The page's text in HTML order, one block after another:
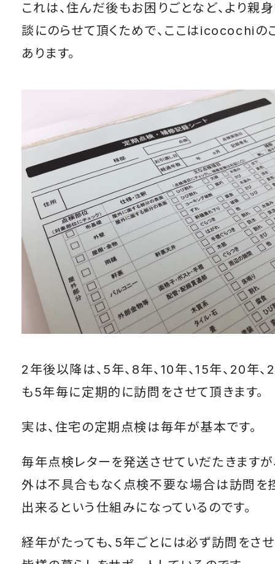
これは、住んだ後もお困りごとなど、より親
談にのらせて頂くためで、ここはicocochiの
あります。
2年後以降は、5年、8年、10年、15年、20年
も5年毎に定期的に訪問をさせて頂きます。
実は、住宅の定期点検は毎年が基本です。
毎年点検レターを発送させていだたきます
外は不具合もなく点検不要な場合は訪問を
出来るという仕組みになっているのです。
経年がたっても、5年ごとには必ず訪問をさせ